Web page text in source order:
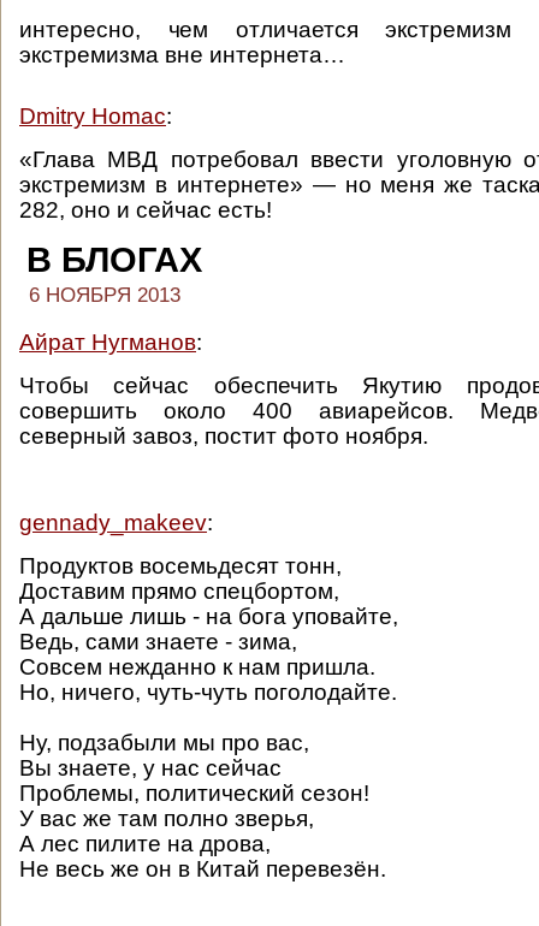
интересно, чем отличается
экстремизма вне интернета…
Dmitry Homac:
«Глава МВД потребовал ввести уголовную
экстремизм в интернете» — но меня же
282, оно и сейчас есть!
В БЛОГАХ
6 НОЯБРЯ 2013
Айрат Нугманов:
Чтобы сейчас обеспечить Якутию
совершить около 400 авиарейсов.
северный завоз, постит фото ноября.
gennady_makeev:
Продуктов восемьдесят тонн,
Доставим прямо спецбортом,
А дальше лишь - на бога уповайте,
Ведь, сами знаете - зима,
Совсем нежданно к нам пришла.
Но, ничего, чуть-чуть поголодайте.
Ну, подзабыли мы про вас,
Вы знаете, у нас сейчас
Проблемы, политический сезон!
У вас же там полно зверья,
А лес пилите на дрова,
Не весь же он в Китай перевезён.